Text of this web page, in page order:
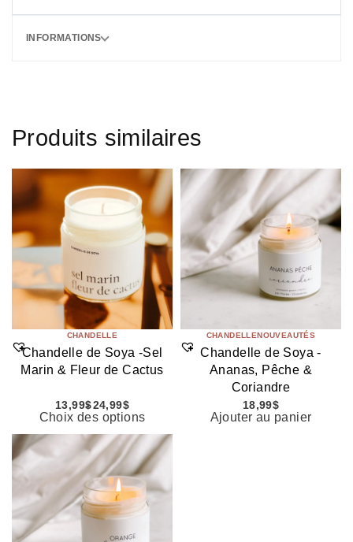
INFORMATIONS
Produits similaires
CHANDELLE
Chandelle de Soya -Sel
Marin & Fleur de Cactus
13,99$24,99$
Choix des options
CHANDELLENOUVEAUTÉS
Chandelle de Soya -
Ananas, Pêche &
Coriandre
18,99$
Ajouter au panier